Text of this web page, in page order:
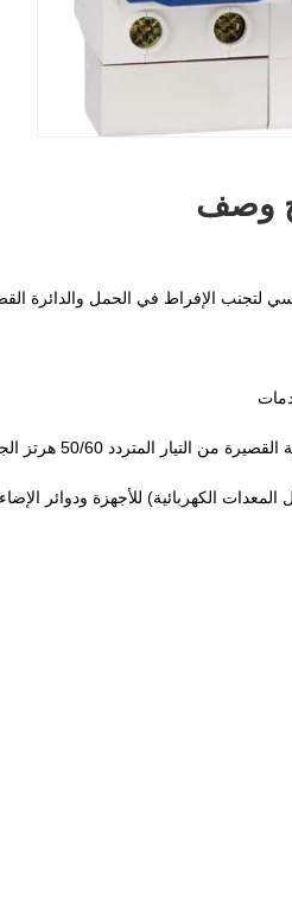
وصف
الكهربائية) للأجهزة ودوائر